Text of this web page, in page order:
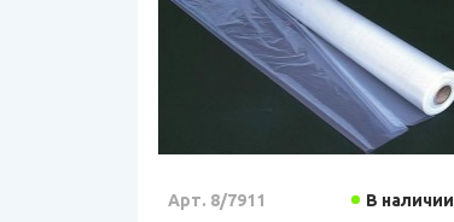
Арт. 8/7911 В наличии